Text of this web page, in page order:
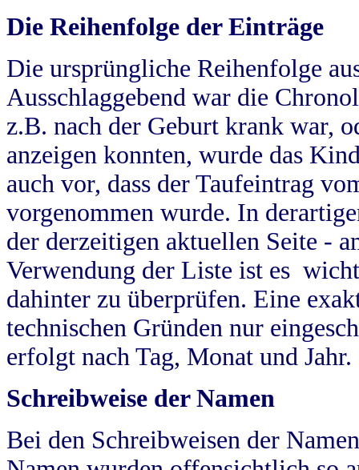
Die Reihenfolge der Einträge
Die ursprüngliche Reihenfolge
Ausschlaggebend war die
z.B. nach der Geburt krank war,
anzeigen konnten, wurde das
auch vor, dass der Taufeintrag
vorgenommen wurde. In
der derzeitigen aktuellen Seite -
Verwendung der Liste ist es
dahinter zu überprüfen. Eine
technischen Gründen nur
erfolgt nach Tag, Monat und Jahr.
Schreibweise der Namen
Bei den Schreibweisen der